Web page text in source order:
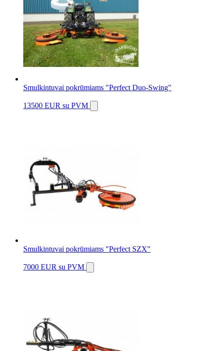
Smulkintuvai pokrūmiams "Perfect Duo-Swing"
13500 EUR su PVM
Smulkintuvai pokrūmiams "Perfect SZX"
7000 EUR su PVM